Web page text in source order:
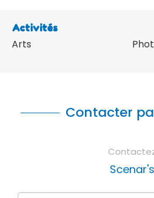
Activités
Arts
Contacter
Scenar's